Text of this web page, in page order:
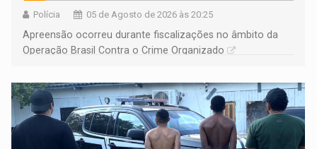
Polícia 05 de Agosto de 2026 às 20:25
Apreensão ocorreu durante fiscalizações no âmbito da
Operação Brasil Contra o Crime Organizado